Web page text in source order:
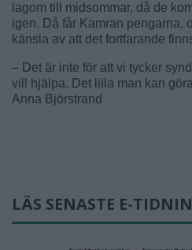
lagom till midsommar, då de
igen. Då får Kamran pengarna,
känsla av att det fortfarande
– Det är inte för att vi tycker
vill hjälpa. Det lilla man kan
Anna Björstrand
LÄS SENASTE E-